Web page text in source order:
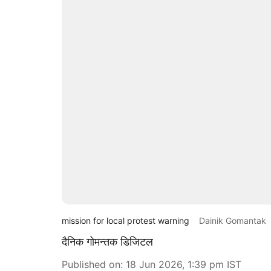
mission for local protest warning Dainik Gomantak
दैनिक गोमन्तक डिजिटल
Published on: 18 Jun 2026, 1:39 pm IST